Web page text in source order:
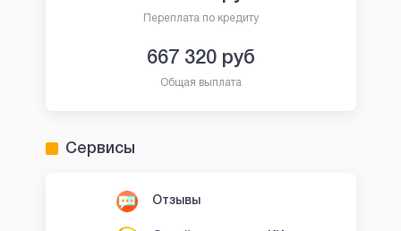
Переплата по кредиту
667 320руб
Общая выплата
Сервисы
Отзывы